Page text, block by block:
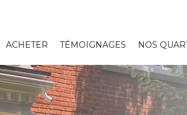
ACHETER TÉMOIGNAGES NOS